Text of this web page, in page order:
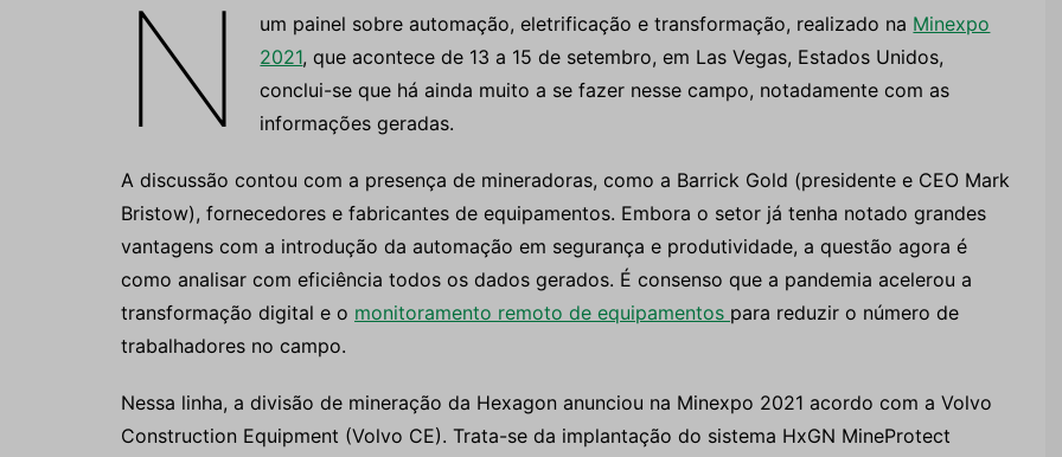
N um painel sobre automação, eletrificação e transformação, realizado na Minexpo
2021, que acontece de 13 a 15 de setembro, em Las Vegas, Estados Unidos,
conclui-se que há ainda muito a se fazer nesse campo, notadamente com as
informações geradas.
A discussão contou com a presença de mineradoras, como a Barrick Gold (presidente e CEO Mark
Bristow), fornecedores e fabricantes de equipamentos. Embora o setor já tenha notado grandes
vantagens com a introdução da automação em segurança e produtividade, a questão agora é
como analisar com eficiência todos os dados gerados. É consenso que a pandemia acelerou a
transformação digital e o monitoramento remoto de equipamentos para reduzir o número de
trabalhadores no campo.
Nessa linha, a divisão de mineração da Hexagon anunciou na Minexpo 2021 acordo com a Volvo
Construction Equipment (Volvo CE). Trata-se da implantação do sistema HxGN MineProtect